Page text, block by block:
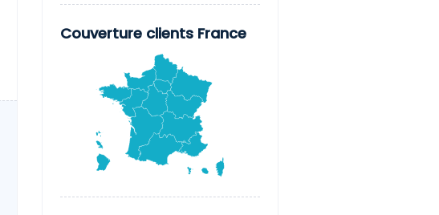
Couverture clients France